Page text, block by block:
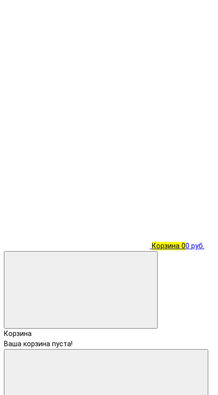
Корзина 00 руб.
Корзина
Ваша корзина пуста!